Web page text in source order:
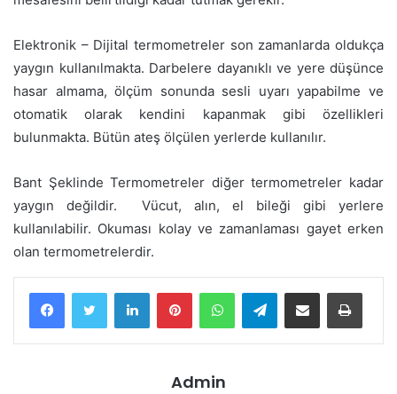
Elektronik – Dijital termometreler son zamanlarda oldukça
yaygın kullanılmakta. Darbelere dayanıklı ve yere düşünce
hasar almama, ölçüm sonunda sesli uyarı yapabilme ve
otomatik olarak kendini kapanmak gibi özellikleri
bulunmakta. Bütün ateş ölçülen yerlerde kullanılır.
Bant Şeklinde Termometreler diğer termometreler kadar
yaygın değildir. Vücut, alın, el bileği gibi yerlere
kullanılabilir. Okuması kolay ve zamanlaması gayet erken
olan termometrelerdir.
LinkedInPinterestWhatsAppTelegramE-Posta ile paylaş Yazdır
Admin